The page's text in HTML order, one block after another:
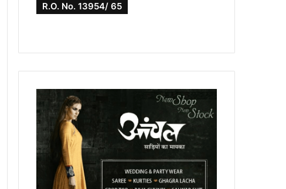
R.O. No. 13954/ 65